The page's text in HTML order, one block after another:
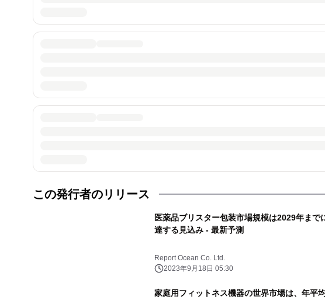
この発行者のリリース
医薬品ブリスター包装市場規模は2029年まで
達する見込み - 最新予測
Report Ocean Co. Ltd.
2023年9月18日 05:30
家庭用フィットネス機器の世界市場は、年平